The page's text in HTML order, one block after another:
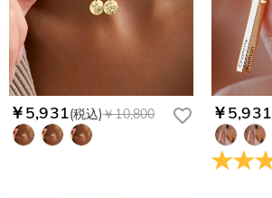
￥5,931(税込)￥10,800 ￥5,931